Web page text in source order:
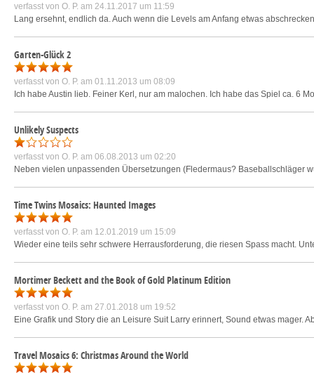
verfasst von O. P. am 24.11.2017 um 11:59
Lang ersehnt, endlich da. Auch wenn die Levels am Anfang etwas
Garten-Glück 2
verfasst von O. P. am 01.11.2013 um 08:09
Ich habe Austin lieb. Feiner Kerl, nur am malochen. Ich habe das Spiel ca. 6
Unlikely Suspects
verfasst von O. P. am 06.08.2013 um 02:20
Neben vielen unpassenden Übersetzungen (Fledermaus? Baseballschläger
Time Twins Mosaics: Haunted Images
verfasst von O. P. am 12.01.2019 um 15:09
Wieder eine teils sehr schwere Herrausforderung, die riesen Spass macht.
Mortimer Beckett and the Book of Gold Platinum Edition
verfasst von O. P. am 27.01.2018 um 19:52
Eine Grafik und Story die an Leisure Suit Larry erinnert, Sound etwas mager.
Travel Mosaics 6: Christmas Around the World